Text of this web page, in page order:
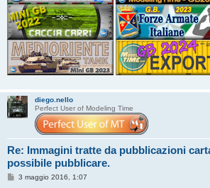
diego.nello
Perfect User of Modeling Time
Re: Immagini tratte da pubblicazioni
possibile pubblicare.
M3 maggio 2016, 1:07